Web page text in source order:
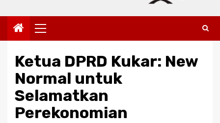
Primary
Menu
Ketua DPRD Kukar: New
Normal untuk
Selamatkan
Perekonomian